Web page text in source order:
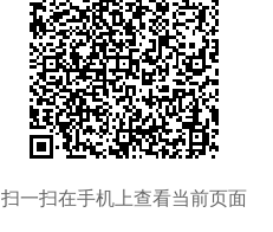
扫一扫在手机上查看当前页面